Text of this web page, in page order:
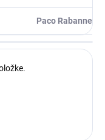
Paco Rabanne